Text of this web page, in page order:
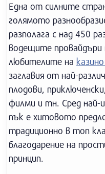
Една от силните
голямото
разполага с над 450
водещите
любителите на
заглавия от най-
плодови,
филми и тн. Сред най-
пък е хитовото
традиционно в топ
благодарение на
принцип.